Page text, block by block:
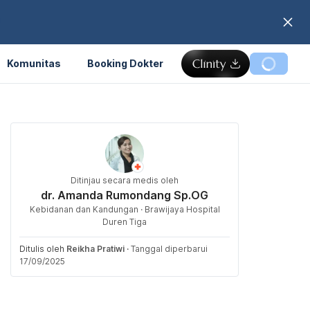
Komunitas Booking Dokter
Ditinjau secara medis oleh
dr. Amanda Rumondang Sp.OG
Kebidanan dan Kandungan · Brawijaya Hospital
Duren Tiga
Ditulis oleh Reikha Pratiwi · Tanggal diperbarui
17/09/2025